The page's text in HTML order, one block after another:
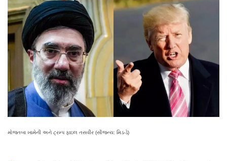
મોજતબા ખામેની અને ટ્રમ્પ ફાઇલ તસવીર (સૌજન્ય: મિડ-ડે)